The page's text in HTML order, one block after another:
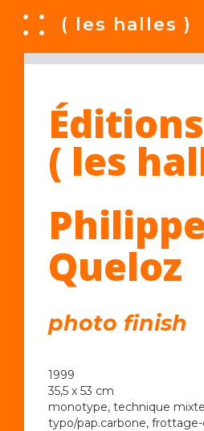
A ( les halles )
Éditions
( les
Philippe
Queloz
photo finish
1999
35,5 x 53 cm
monotype, technique
typo/pap.carbone,